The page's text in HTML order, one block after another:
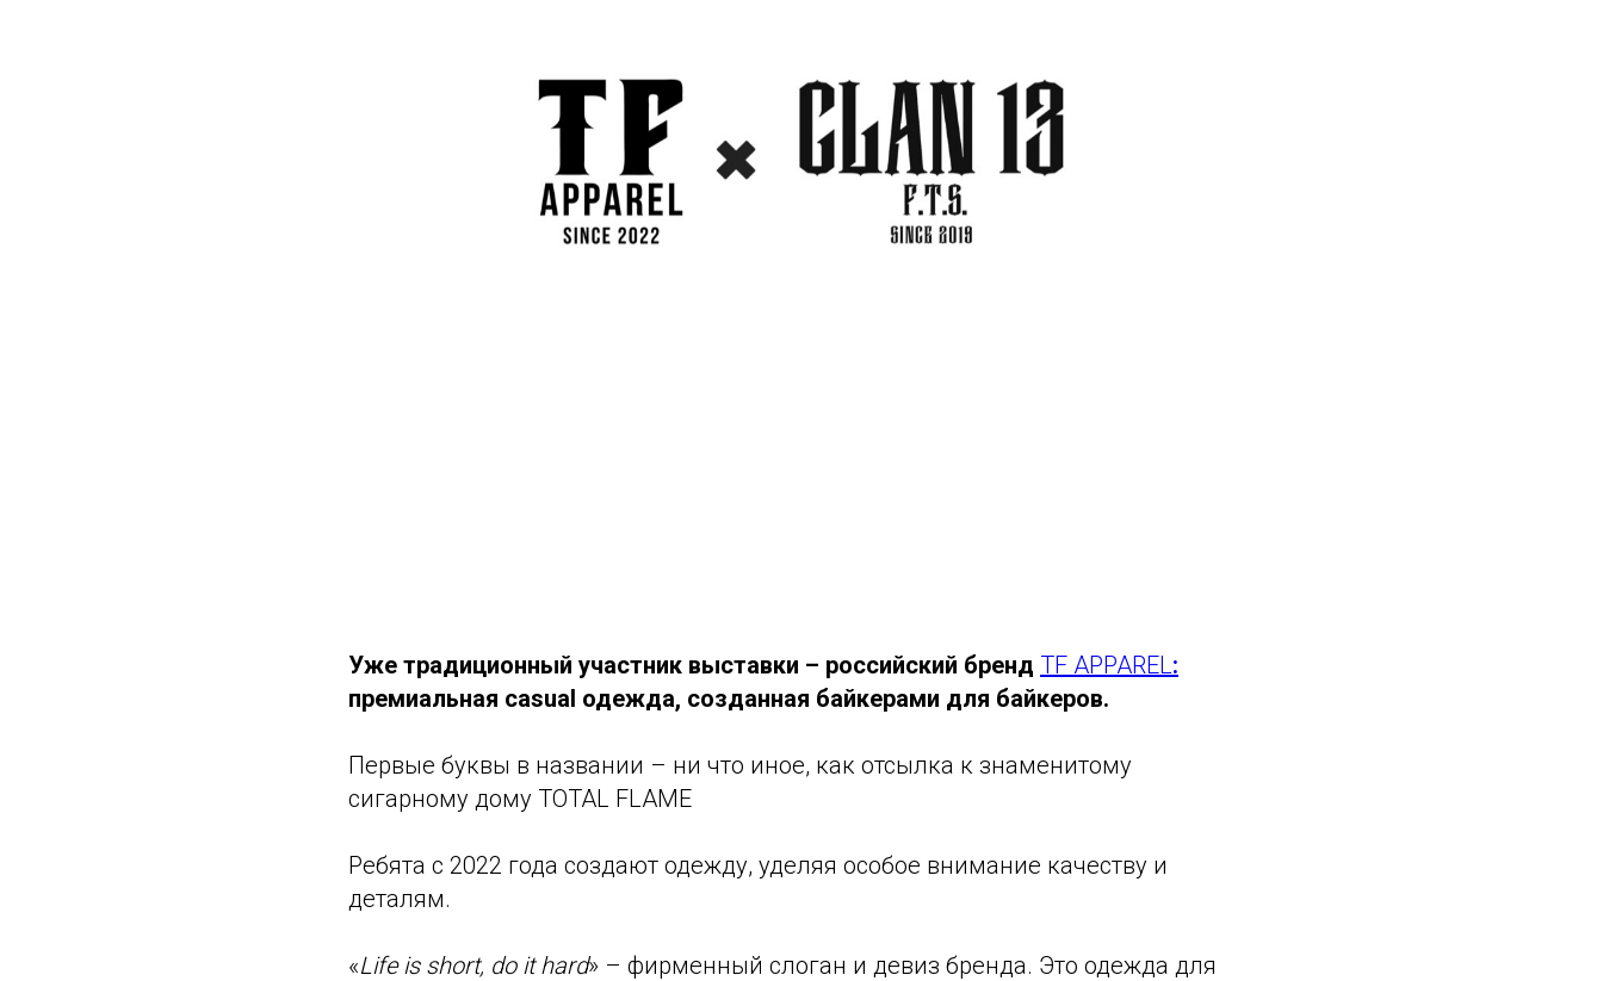
Уже традиционный участник выставки – российский бренд TF APPAREL:
премиальная casual одежда, созданная байкерами для байкеров.
Первые буквы в названии – ни что иное, как отсылка к знаменитому
сигарному дому TOTAL FLAME
Ребята с 2022 года создают одежду, уделяя особое внимание качеству и
деталям.
«Life is short, do it hard» – фирменный слоган и девиз бренда. Это одежда для